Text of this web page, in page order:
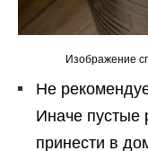
Изображение
Не
Иначе пустые
принести в